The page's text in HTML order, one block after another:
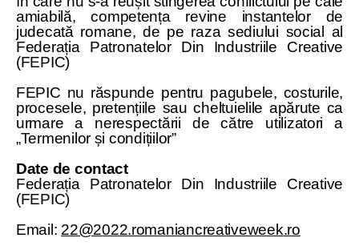
amiabilă, competența revine instantelor de
judecată romane, de pe raza sediului social al
Federația Patronatelor Din Industriile Creative
(FEPIC)
FEPIC nu răspunde pentru pagubele, costurile,
procesele, pretențiile sau cheltuielile apărute ca
urmare a nerespectării de către utilizatori a
„Termenilor și condițiilor”
Date de contact
Federația Patronatelor Din Industriile Creative
(FEPIC)
Email: 22@2022.romaniancreativeweek.ro